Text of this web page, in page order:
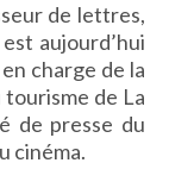
de lettres,
aujourd’hui
charge de la
de La
de presse du
cinéma.